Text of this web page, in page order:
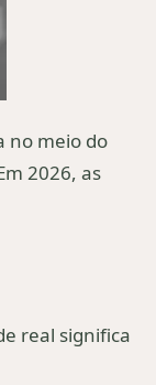
no meio do
2026, as
real significa